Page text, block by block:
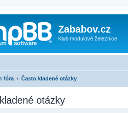
Zababov.cz
Klub modulové železnice
fóra Často kladené otázky
otázky